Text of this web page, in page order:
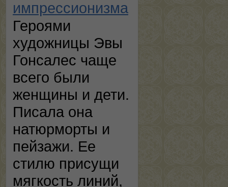
импрессионизма
Героями
художницы Эвы
Гонсалес чаще
всего были
женщины и дети.
Писала она
натюрморты и
пейзажи. Ее
стилю присущи
мягкость линий,